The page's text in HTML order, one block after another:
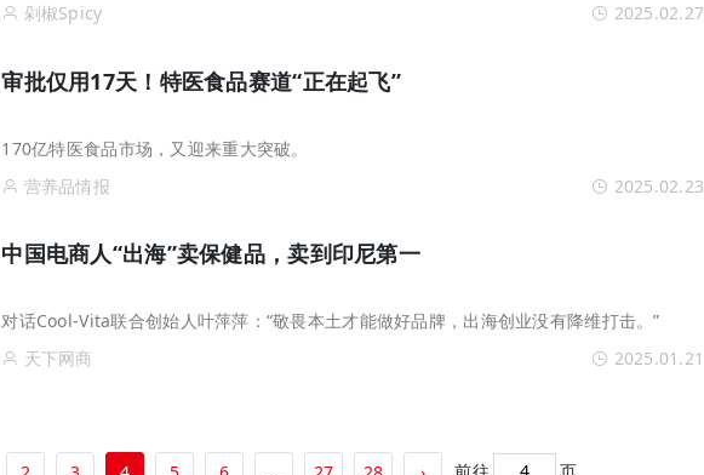
剁椒Spicy
2025.02.27
审批仅用17天！特医食品赛道“正在起飞”
170亿特医食品市场，又迎来重大突破。
营养品情报
2025.02.23
中国电商人“出海”卖保健品，卖到印尼第一
对话Cool-Vita联合创始人叶萍萍：“敬畏本土才能做好品牌，出海创业没有降维打击。”
天下网商
2025.01.21